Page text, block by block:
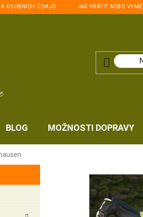
OSOBNÍCH ÚDAJŮ JAK VRÁTIT NEBO
BLOG MOŽNOSTI DOPRAVY